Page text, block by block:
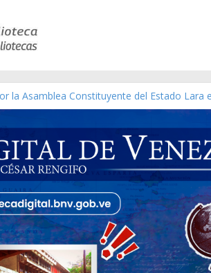
la Asamblea Constituyente del Estado Lara
CXXXIII Mes V, Caracas 09 de marzo de